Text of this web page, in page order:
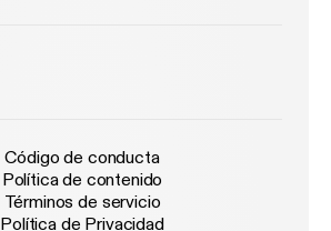
Código de conducta
Política de contenido
Términos de servicio
Política de Privacidad